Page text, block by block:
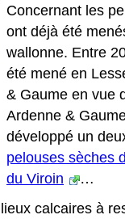
Concernant les
ont déjà été
wallonne. Entre
été mené en
& Gaume en vue
Ardenne &
développé un
pelouses sèches
du Viroin
…
calcaires à